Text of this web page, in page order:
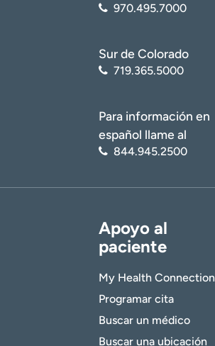
970.495.7000
Sur de Colorado
719.365.5000
Para información en
español llame al
844.945.2500
Apoyo al
paciente
My Health Connection
Programar cita
Buscar un médico
Buscar una ubicación